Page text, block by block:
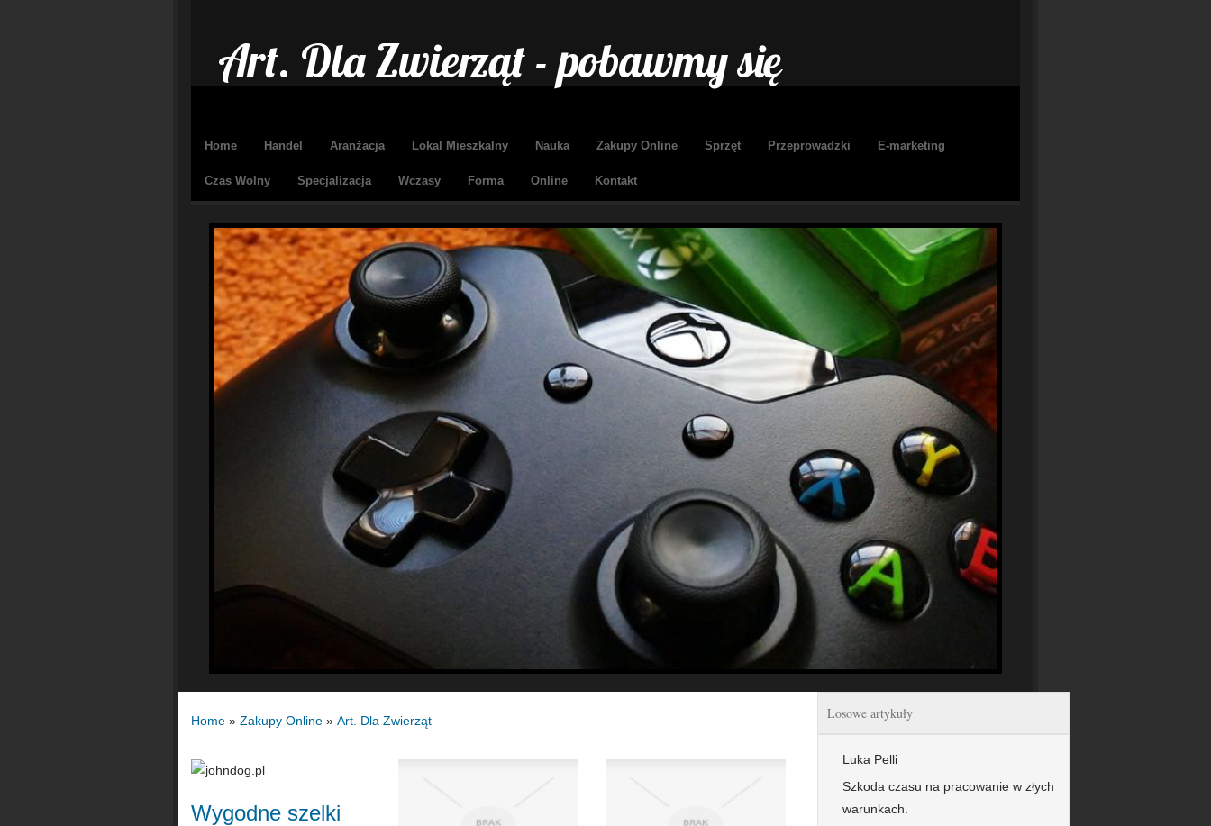
Art. Dla Zwierząt - pobawmy się
Home Handel Aranżacja Lokal Mieszkalny Nauka Zakupy Online Sprzęt Przeprowadzki E-marketing
Czas Wolny Specjalizacja Wczasy Forma Online Kontakt
Home » Zakupy Online » Art. Dla Zwierząt
Wygodne szelki
Losowe artykuły
Luka Pelli
Szkoda czasu na pracowanie w złych
warunkach.